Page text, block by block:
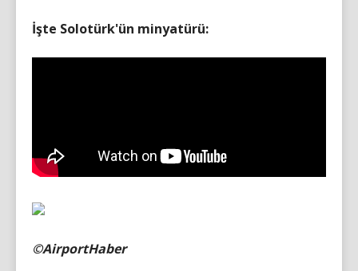
İşte Solotürk'ün minyatürü:
©AirportHaber